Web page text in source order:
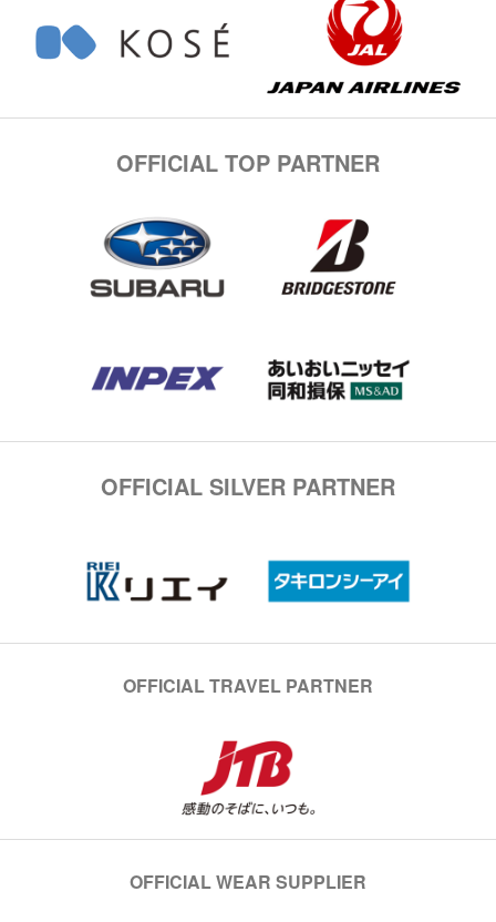
OFFICIAL TOP PARTNER
OFFICIAL SILVER PARTNER
OFFICIAL TRAVEL PARTNER
OFFICIAL WEAR SUPPLIER